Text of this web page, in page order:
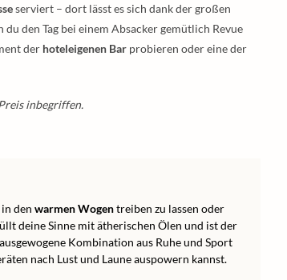
serviert – dort lässt es sich dank der großen
den Tag bei einem Absacker gemütlich Revue
der hoteleigenen Bar probieren oder eine der
inbegriffen.
den warmen Wogentreiben zu lassen oder
deine Sinne mit ätherischen Ölen und ist der
Kombination aus Ruhe und Sport
nach Lust und Laune auspowern kannst.